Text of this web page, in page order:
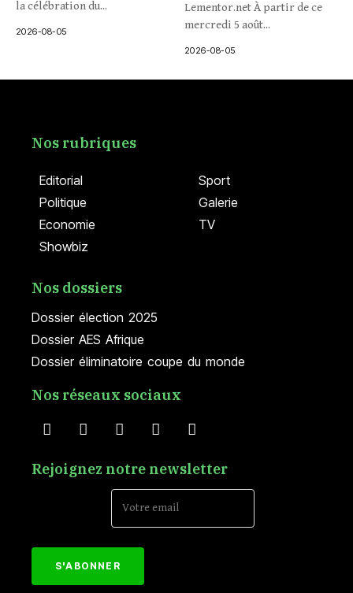
la célébration du...
2026-08-05
Lementor.net À partir de ce
mercredi 5 août...
2026-08-05
Editorial
Politique
Economie
Showbiz
Sport
Galerie
TV
Nos rubriques
Dossier élection 2025
Dossier AES Afrique
Dossier éliminatoire coupe du monde
Nos dossiers
Nos réseaux sociaux
Rejoignez notre newsletter